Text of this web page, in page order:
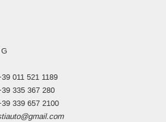
011 521 1189
335 367 280
339 657 2100